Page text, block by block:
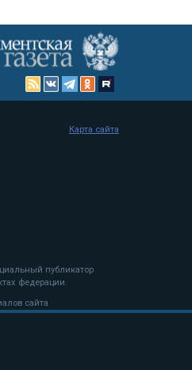
публикатор
федерации.
сайта
Карта сайта